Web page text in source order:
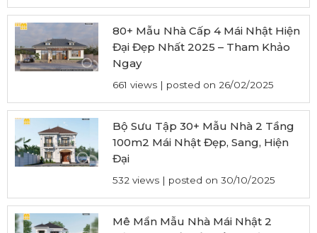
80+ Mẫu Nhà Cấp 4 Mái Nhật Hiện
Đại Đẹp Nhất 2025 – Tham Khảo
Ngay
661 views| posted on 26/02/2025
Bộ Sưu Tập 30+ Mẫu Nhà 2 Tầng
100m2 Mái Nhật Đẹp, Sang, Hiện
Đại
532 views| posted on 30/10/2025
Mê Mẩn Mẫu Nhà Mái Nhật 2